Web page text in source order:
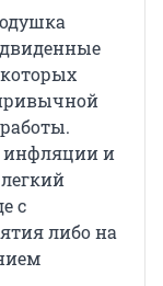
инфляции и
с
либо на